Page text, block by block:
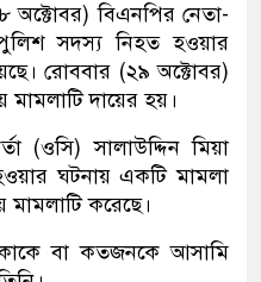
অক্টোবর) বিএনপির নেতা-
সদস্য নিহত হওয়ার
রোববার (২৯ অক্টোবর)
দায়ের হয়।
(ওসি) সালাউদ্দিন মিয়া
ঘটনায় একটি মামলা
মামলাটি করেছে।
কাকে বা কতজনকে আসামি